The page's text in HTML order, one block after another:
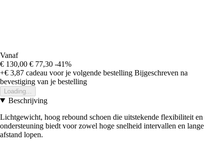
Vanaf
€ 130,00 € 77,30 -41%
+€ 3,87 cadeau voor je volgende bestelling Bijgeschreven na
bevestiging van je bestelling
Loading...
Beschrijving
Lichtgewicht, hoog rebound schoen die uitstekende flexibiliteit en
ondersteuning biedt voor zowel hoge snelheid intervallen en lange
afstand lopen.